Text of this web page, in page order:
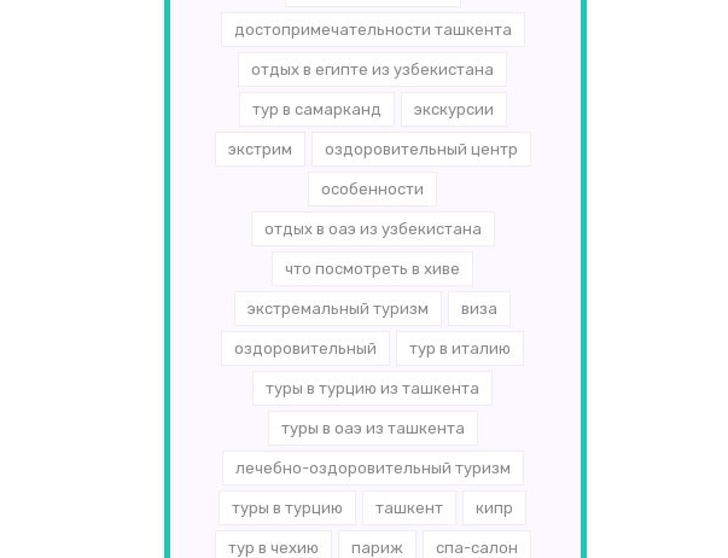
достопримечательности ташкента
отдых в египте из узбекистана
тур в самарканд экскурсии
экстрим оздоровительный центр
особенности
отдых в оаэ из узбекистана
что посмотреть в хиве
экстремальный туризм виза
оздоровительный тур в италию
туры в турцию из ташкента
туры в оаэ из ташкента
лечебно-оздоровительный туризм
туры в турцию ташкент кипр
тур в чехию париж спа-салон